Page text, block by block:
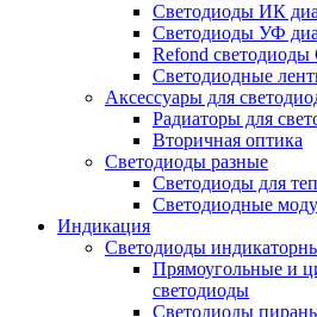
Светодиоды ИК
Светодиоды УФ
Refond светодиоды
Светодиодные
Аксессуары для
Радиаторы для
Вторичная оптика
Светодиоды разные
Светодиоды для
Светодиодные
Индикация
Светодиоды
Прямоугольные и
светодиоды
Светодиоды